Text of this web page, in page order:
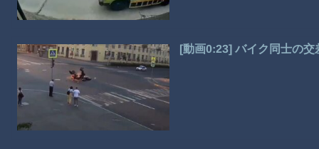
[動画0:23] バイク同士の